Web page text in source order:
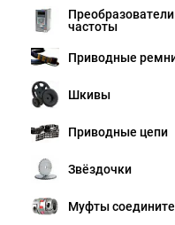
Преобразователи
частоты
Приводные
Шкивы
Приводные цепи
Звёздочки
Муфты